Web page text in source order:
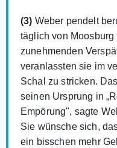
(3) Weber pendelt
täglich von
zunehmenden
veranlassten sie im
Schal zu stricken.
seinen Ursprung in
Empörung", sagte
Sie wünsche sich,
ein bisschen mehr